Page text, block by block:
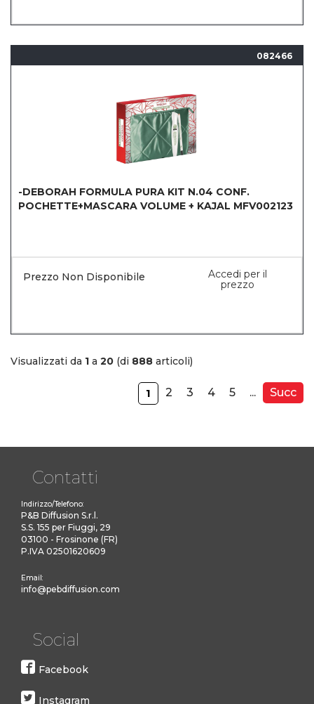
082466
-DEBORAH FORMULA PURA KIT N.04 CONF.
POCHETTE+MASCARA VOLUME + KAJAL MFV002123
Prezzo Non Disponibile
Accedi per il
prezzo
Visualizzati da 1 a 20 (di 888 articoli)
1 2 3 4 5 ... Succ
Contatti
Indirizzo/Telefono:
P&B Diffusion S.r.l.
S.S. 155 per Fiuggi, 29
03100 - Frosinone (FR)
P.IVA 02501620609
Email:
info@pebdiffusion.com
Social
Facebook
Instagram